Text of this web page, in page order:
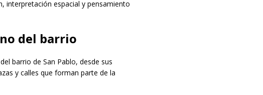
interpretación espacial y pensamiento
del barrio
barrio de San Pablo, desde sus
y calles que forman parte de la